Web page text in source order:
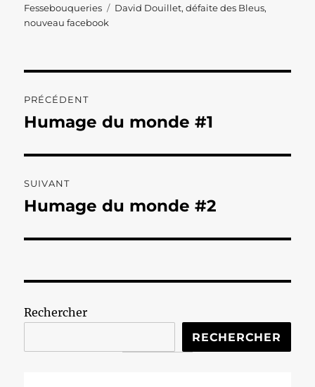
le
Fessebouqueries
Étiquettes
David Douillet,défaite des Bleus,
nouveau facebook
de
PRÉCÉDENT
Publication
Humage du monde #1
SUIVANT
Publication
Humage du monde #2
Rechercher
RECHERCHER